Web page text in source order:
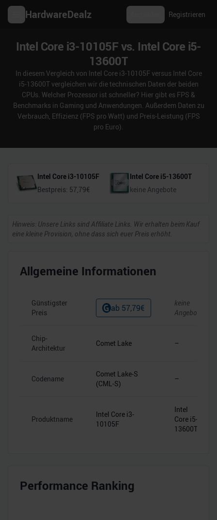
HardwareDealz Registrieren
Intel Core i3-10105F vs. Intel Core i5-
13600T
In diesem Vergleich von Intel Core i3-10105F versus Intel Core
i5-13600T vergleichen wir die technischen Daten der beiden
CPUs. Welcher Prozessor ist schneller? Hier gibt es FPS &
Benchmarks in Gaming und Anwendungen. Außerdem Daten zu
Verbrauch, Effizienz (FPS pro Watt) und Preis-Leistung (FPS
pro Euro).
Intel Core i3-10105F
Bestpreis: 57,79€
Intel Core i5-13600T
keine Angebote
Hinweis: Unsere Links sind Affiliate Links. Wir erhalten beim Kauf
eine kleine Provision, ohne dass sich euer Preis erhöht.
Allgemeine Informationen
Günstigster
Preis
ab 57,79€
keine
Angebote
Chip-
Architektur
Comet Lake –
Codename
Comet Lake-S
(CML-S)
–
Produktname
Intel Core i3-
10105F
Intel
Core i5-
13600T
Performance Ranking